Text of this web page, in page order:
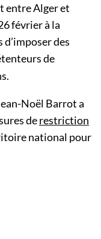
entre Alger et
février à la
des
de
Noël Barrot a
derestriction
national pour